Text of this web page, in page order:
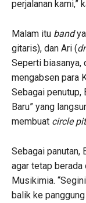
perjalanan kami,”
Malam itu band
gitaris), dan Ari (
Seperti biasanya,
mengabsen para
Sebagai penutup,
Baru” yang
membuat circle
Sebagai panutan,
agar tetap berada
Musikimia.
balik ke